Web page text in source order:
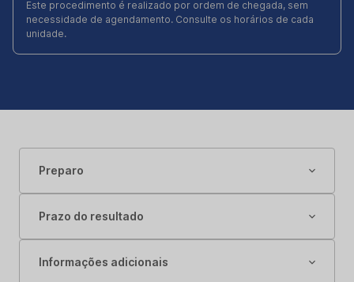
Este procedimento é realizado por ordem de chegada, sem
necessidade de agendamento. Consulte os horários de cada
unidade.
Preparo
Prazo do resultado
Informações adicionais